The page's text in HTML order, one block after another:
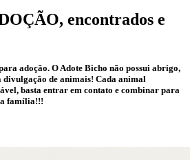
encontrados e
adoção. O Adote Bicho não possui abrigo,
divulgação de animais! Cada animal
basta entrar em contato e combinar para
família!!!